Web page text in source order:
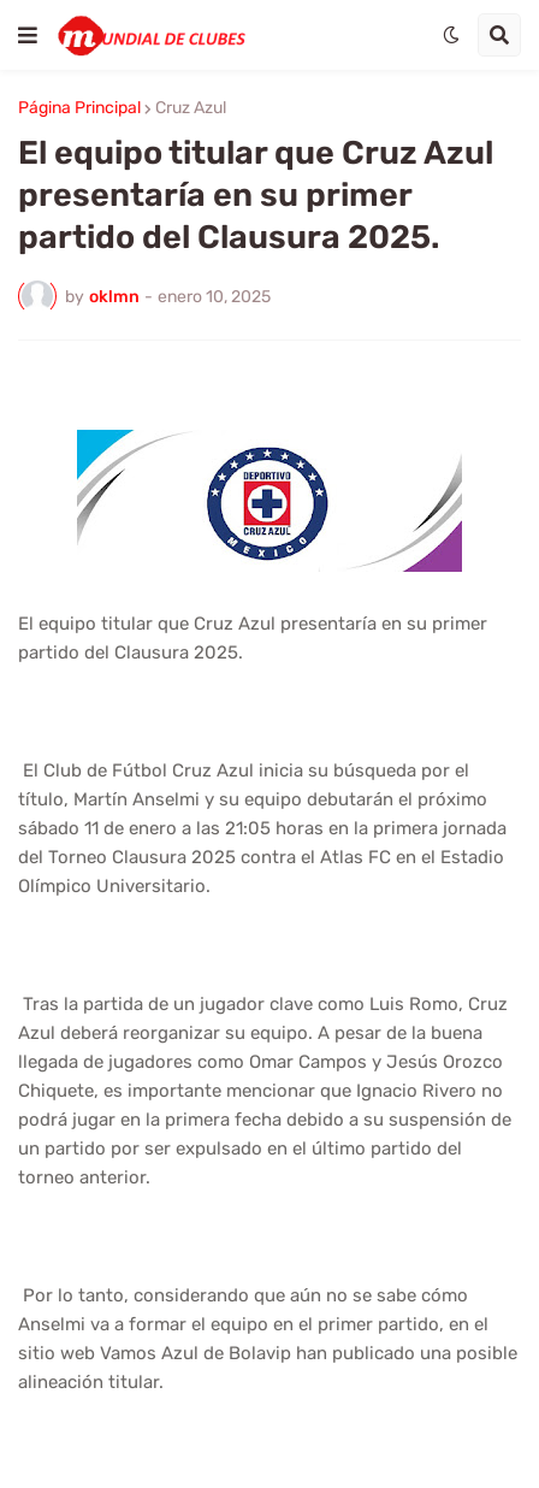
Página Principal Cruz Azul
El equipo titular que Cruz Azul
presentaría en su primer
partido del Clausura 2025.
by oklmn - enero 10, 2025
El equipo titular que Cruz Azul presentaría en su primer
partido del Clausura 2025.
El Club de Fútbol Cruz Azul inicia su búsqueda por el
título, Martín Anselmi y su equipo debutarán el próximo
sábado 11 de enero a las 21:05 horas en la primera jornada
del Torneo Clausura 2025 contra el Atlas FC en el Estadio
Olímpico Universitario.
Tras la partida de un jugador clave como Luis Romo, Cruz
Azul deberá reorganizar su equipo. A pesar de la buena
llegada de jugadores como Omar Campos y Jesús Orozco
Chiquete, es importante mencionar que Ignacio Rivero no
podrá jugar en la primera fecha debido a su suspensión de
un partido por ser expulsado en el último partido del
torneo anterior.
Por lo tanto, considerando que aún no se sabe cómo
Anselmi va a formar el equipo en el primer partido, en el
sitio web Vamos Azul de Bolavip han publicado una posible
alineación titular.